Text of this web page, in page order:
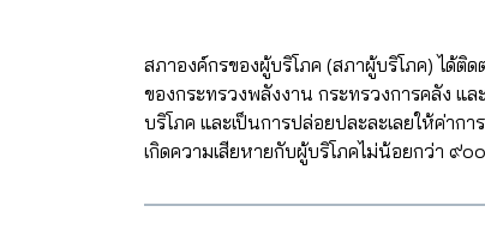
สภาองค์กรของผู้บริโภค (สภาผู้บริโภค) ได้ติ
ของกระทรวงพลังงาน กระทรวงการคลัง แ
บริโภค และเป็นการปล่อยปละละเลยให้ค่า
เกิดความเสียหายกับผู้บริโภคไม่น้อยกว่า ๙๐